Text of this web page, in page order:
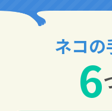
ネコの
6